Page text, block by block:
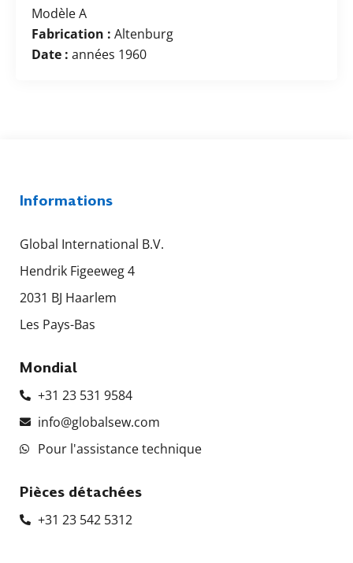
Modèle A
Fabrication : Altenburg
Date : années 1960
Informations
Global International B.V.
Hendrik Figeeweg 4
2031 BJ Haarlem
Les Pays-Bas
Mondial
+31 23 531 9584
info@globalsew.com
Pour l'assistance technique
Pièces détachées
+31 23 542 5312